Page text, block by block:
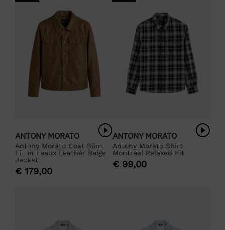
ANTONY MORATO
Antony Morato Coat Slim
Fit In Feaux Leather Beige
Jacket
€ 179,00
ANTONY MORATO
Antony Morato Shirt
Montreal Relaxed Fit
€ 99,00